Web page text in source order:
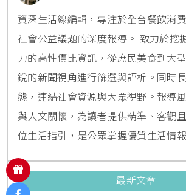
資深生活線編輯，專注於全台餐飲消
社會公益議題的深度報導。 致力於挖
力的高性價比資訊，從庶民美食到大
銳的新聞視角進行篩選與評析。同時
態，連結社會資源與大眾視野。報導
與人文關懷，為讀者提供精準、客觀
位生活指引，是公眾掌握優質生活情
最新文章